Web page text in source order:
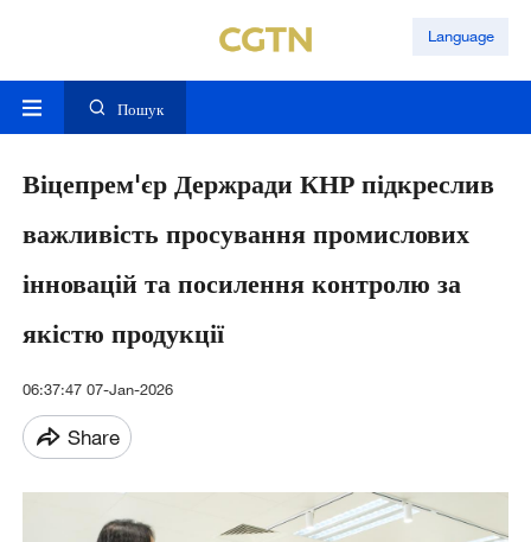
Language
Пошук
Віцепрем'єр Держради КНР підкреслив
важливість просування промислових
інновацій та посилення контролю за
якістю продукції
06:37:47 07-Jan-2026
Share